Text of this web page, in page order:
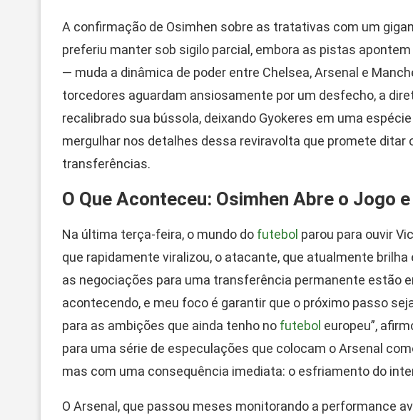
A confirmação de Osimhen sobre as tratativas com um
preferiu manter sob sigilo parcial, embora as pistas
— muda a dinâmica de poder entre Chelsea, Arsenal e
torcedores aguardam ansiosamente por um desfecho, a
recalibrado sua bússola, deixando Gyokeres em uma
mergulhar nos detalhes dessa reviravolta que promete ditar
transferências.
O Que Aconteceu: Osimhen Abre o Jogo
Na última terça-feira, o mundo do futebol parou para ouvir
que rapidamente viralizou, o atacante, que atualmente
as negociações para uma transferência permanente estão
acontecendo, e meu foco é garantir que o próximo passo
para as ambições que ainda tenho no futebol europeu”,
para uma série de especulações que colocam o Arsenal
mas com uma consequência imediata: o esfriamento do
O Arsenal, que passou meses monitorando a performance